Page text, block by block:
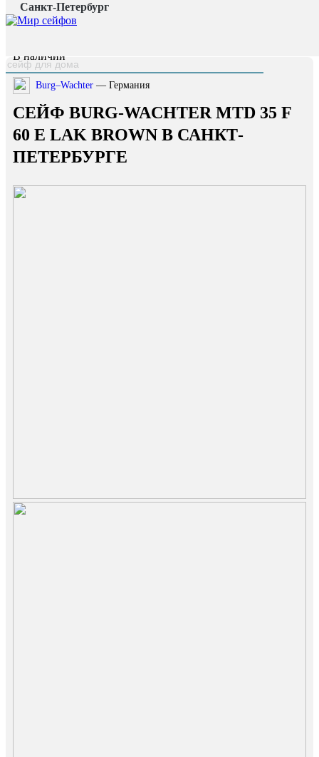
Санкт-Петербург
Главная страница /
Каталог /
В наличии
Burg–Wachter — Германия
СЕЙФ BURG-WACHTER MTD 35 F
60 E LAK BROWN В САНКТ-
ПЕТЕРБУРГЕ